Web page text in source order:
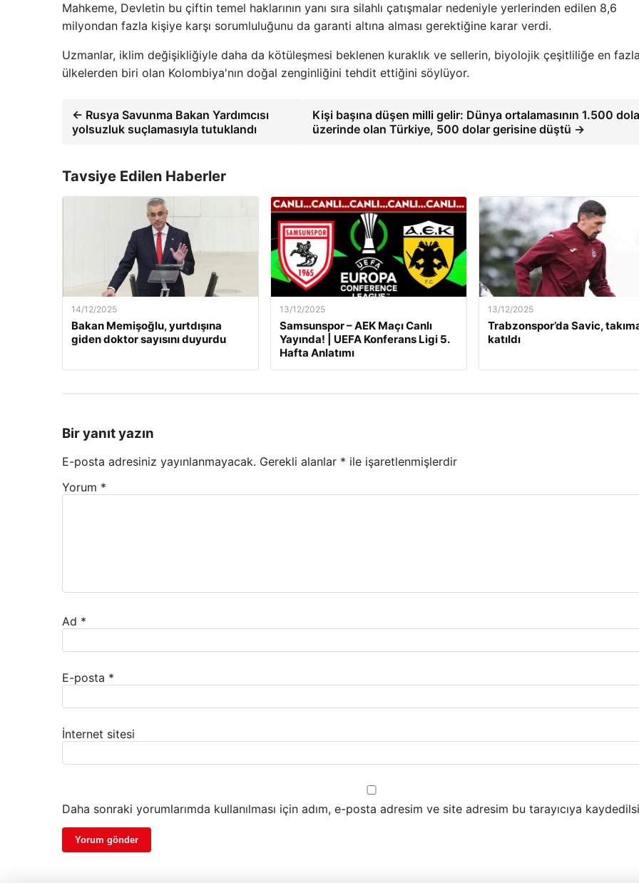
Mahkeme, Devletin bu çiftin temel haklarının yanı sıra silahlı çatışmalar nedeniyle yerlerinden edilen 8,6
milyondan fazla kişiye karşı sorumluluğunu da garanti altına alması gerektiğine karar verdi.
Uzmanlar, iklim değişikliğiyle daha da kötüleşmesi beklenen kuraklık ve sellerin, biyolojik çeşitliliğe en
ülkelerden biri olan Kolombiya'nın doğal zenginliğini tehdit ettiğini söylüyor.
← Rusya Savunma Bakan Yardımcısı
yolsuzluk suçlamasıyla tutuklandı
Kişi başına düşen milli gelir: Dünya ortalamasının 1.500
üzerinde olan Türkiye, 500 dolar gerisine düştü →
Tavsiye Edilen Haberler
14/12/2025
Bakan Memişoğlu, yurtdışına
giden doktor sayısını duyurdu
13/12/2025
Samsunspor – AEK Maçı Canlı
Yayında! | UEFA Konferans Ligi 5.
Hafta Anlatımı
13/12/2025
Trabzonspor’da Savic,
katıldı
Bir yanıt yazın
E-posta adresiniz yayınlanmayacak. Gerekli alanlar * ile işaretlenmişlerdir
Yorum *
Ad *
E-posta *
İnternet sitesi
Daha sonraki yorumlarımda kullanılması için adım, e-posta adresim ve site adresim bu tarayıcıya